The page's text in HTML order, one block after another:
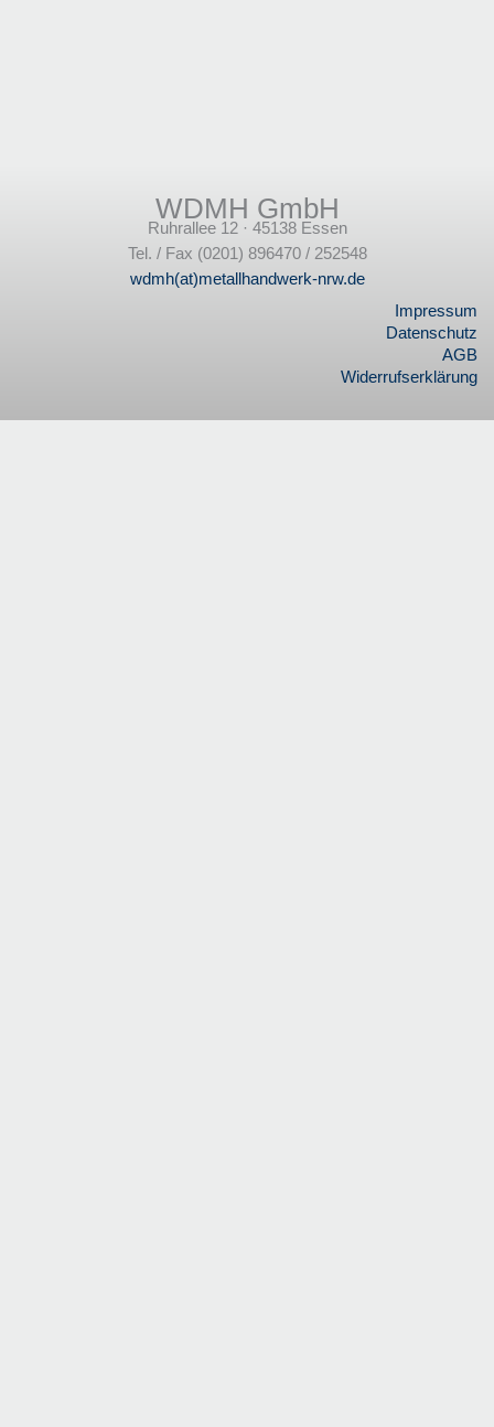
WDMH GmbH
Ruhrallee 12 · 45138 Essen
Tel. / Fax (0201) 896470 / 252548
wdmh(at)metallhandwerk-nrw.de
Impressum
Datenschutz
AGB
Widerrufserklärung